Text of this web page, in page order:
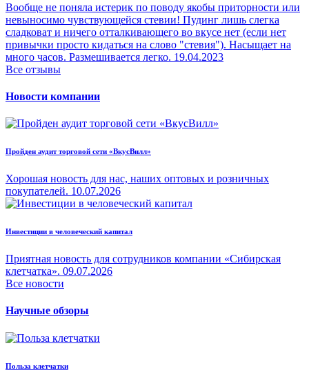
Вообще не поняла истерик по поводу якобы приторности или
невыносимо чувствующейся стевии! Пудинг лишь слегка
сладковат и ничего отталкивающего во вкусе нет (если нет
привычки просто кидаться на слово "стевия"). Насыщает на
много часов. Размешивается легко. 19.04.2023
Все отзывы
Новости компании
Пройден аудит торговой сети «ВкусВилл»
Хорошая новость для нас, наших оптовых и розничных
покупателей. 10.07.2026
Инвестиции в человеческий капитал
Приятная новость для сотрудников компании «Сибирская
клетчатка». 09.07.2026
Все новости
Научные обзоры
Польза клетчатки